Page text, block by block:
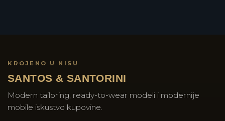
KROJENO U NISU
SANTOS & SANTORINI
Modern tailoring, ready-to-wear modeli i modernije
mobile iskustvo kupovine.